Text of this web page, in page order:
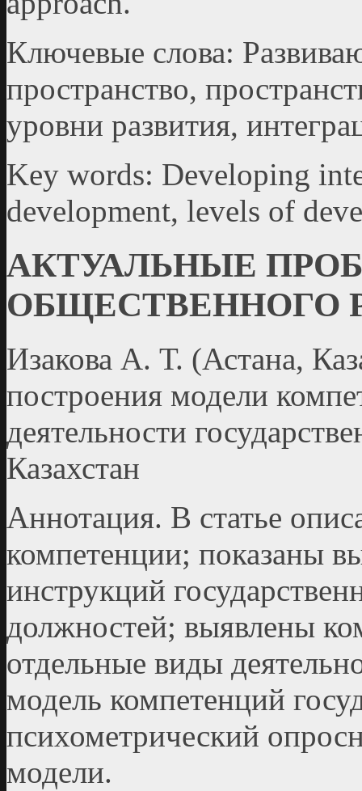
Ключевые слова:
пространство,
уровни развития,
Key words: Developing
development, levels of
АКТУАЛЬНЫЕ
ОБЩЕСТВЕННОГО
Изакова А. Т. (Астана,
построения модели
деятельности
Казахстан
Аннотация. В статье
компетенции; показаны
инструкций
должностей; выявлены
отдельные виды
модель компетенций
психометрический
модели.